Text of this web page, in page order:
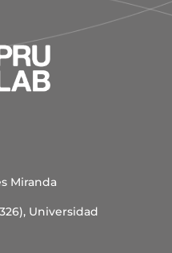
Miranda
Universidad